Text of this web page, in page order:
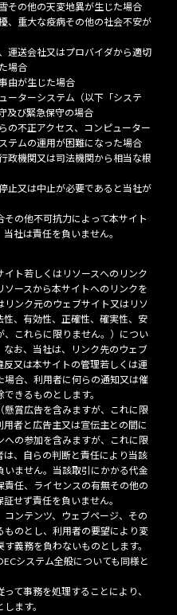
その他の天変地異が生じた場合
、重大な疫病その他の社会不安が
運送会社又はプロバイダから適切
場合
由が生じた場合
ーターシステム（以下「システ
及び緊急保守の場合
の不正アクセス、コンピューター
テムの運用が困難になった場合
政機関又は司法機関から相当な根
止又は中止が必要であると当社が
の他不可抗力によって本サイト
社は責任を負いません。
ト若しくはリソースへのリンク
ースから本サイトへのリンクを
ンク元のウェブサイト又はリソ
、有効性、正確性、確実性、安
これらに限りません。）につい
お、当社は、リンク先のウェブ
又は本サイトの管理若しくは運
合、利用者に何らの通知又は催
きるものとします。
賞広告を含みますが、これに限
者と広告主又は宣伝主との間に
の参加を含みますが、これに限
は、自らの判断と責任により当該
ません。当該取引にかかる代金
任、ライセンスの有無その他の
せず責任を負いません。
ンテンツ、ウェブページ、その
のとし、利用者の要望により変
義務を負わないものとします。
システム全般についても同様と
て事務を処理することにより、
ます。